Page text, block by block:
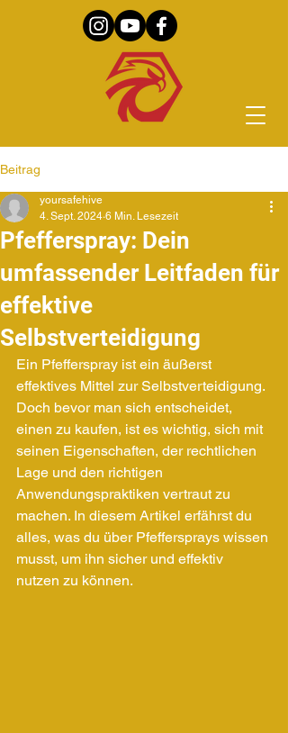
Beitrag
Pfefferspray: Dein
umfassender Leitfaden für
effektive
Selbstverteidigung
yoursafehive
4. Sept. 2024 6 Min. Lesezeit
Ein Pfefferspray ist ein äußerst
effektives Mittel zur Selbstverteidigung.
Doch bevor man sich entscheidet,
einen zu kaufen, ist es wichtig, sich mit
seinen Eigenschaften, der rechtlichen
Lage und den richtigen
Anwendungspraktiken vertraut zu
machen. In diesem Artikel erfährst du
alles, was du über Pfeffersprays wissen
musst, um ihn sicher und effektiv
nutzen zu können.